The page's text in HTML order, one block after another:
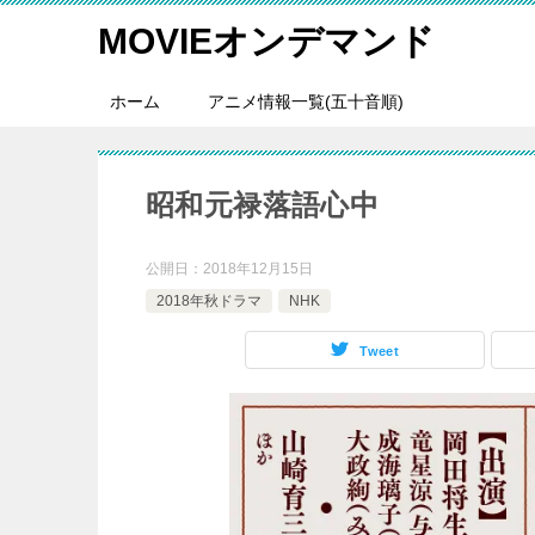
MOVIEオンデマンド
ホーム アニメ情報一覧(五十音順)
昭和元禄落語心中
公開日： 2018年12月15日
2018年秋ドラマ
NHK
Tweet